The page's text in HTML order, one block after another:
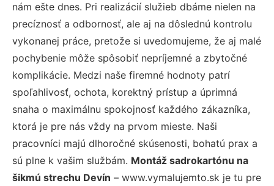
nám ešte dnes. Pri realizácií služieb dbáme nielen na
precíznosť a odbornosť, ale aj na dôslednú kontrolu
vykonanej práce, pretože si uvedomujeme, že aj malé
pochybenie môže spôsobiť nepríjemné a zbytočné
komplikácie. Medzi naše firemné hodnoty patrí
spoľahlivosť, ochota, korektný prístup a úprimná
snaha o maximálnu spokojnosť každého zákazníka,
ktorá je pre nás vždy na prvom mieste. Naši
pracovníci majú dlhoročné skúsenosti, bohatú prax a
sú plne k vašim službám. Montáž sadrokartónu na
šikmú strechu Devín – www.vymalujemto.sk je tu pre